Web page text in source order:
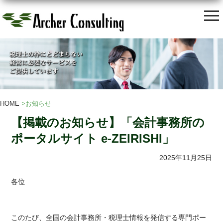
HOME >お知らせ
【掲載のお知らせ】「会計事務所の
ポータルサイト e-ZEIRISHI」
2025年11月25日
各位
このたび、全国の会計事務所・税理士情報を発信する専門ポー